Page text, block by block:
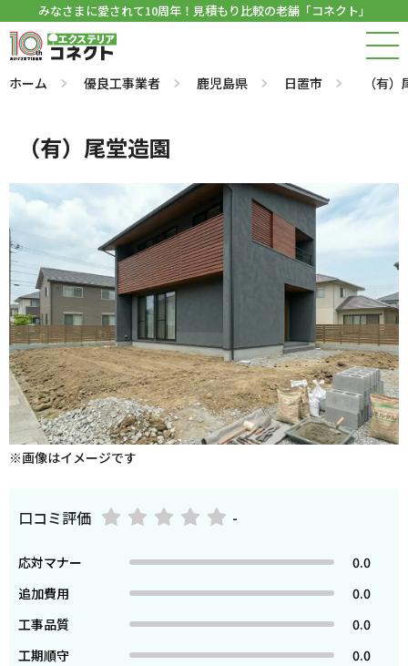
みなさまに愛されて10周年！見積もり比較の老舗「コネクト」
ホーム 優良工事業者 鹿児島県 日置市 （有
（有）尾堂造園
※画像はイメージです
口コミ評価 -
応対マナー
0.0
追加費用
0.0
工事品質
0.0
工期順守
0.0